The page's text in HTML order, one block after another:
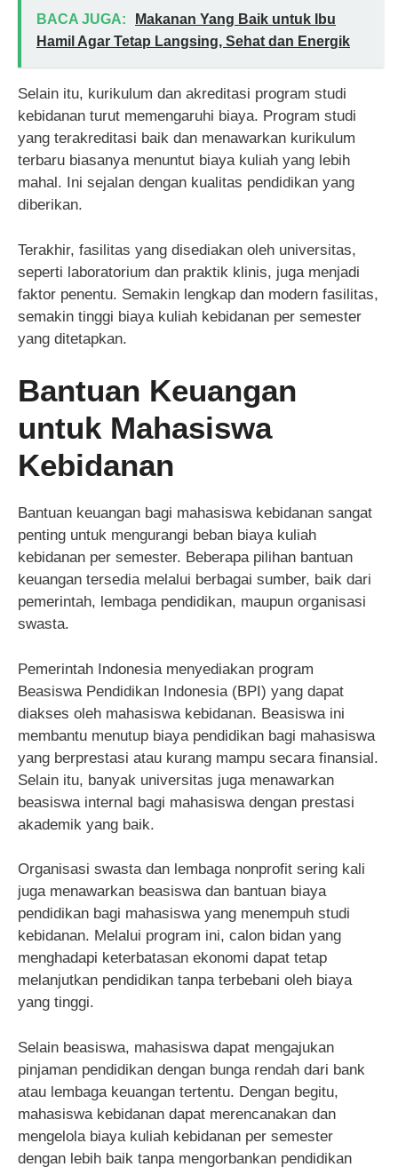
BACA JUGA:
Makanan Yang Baik untuk Ibu
Hamil Agar Tetap Langsing, Sehat dan Energik
Selain itu, kurikulum dan akreditasi program studi
kebidanan turut memengaruhi biaya. Program studi
yang terakreditasi baik dan menawarkan kurikulum
terbaru biasanya menuntut biaya kuliah yang lebih
mahal. Ini sejalan dengan kualitas pendidikan yang
diberikan.
Terakhir, fasilitas yang disediakan oleh universitas,
seperti laboratorium dan praktik klinis, juga menjadi
faktor penentu. Semakin lengkap dan modern fasilitas,
semakin tinggi biaya kuliah kebidanan per semester
yang ditetapkan.
Bantuan Keuangan
untuk Mahasiswa
Kebidanan
Bantuan keuangan bagi mahasiswa kebidanan sangat
penting untuk mengurangi beban biaya kuliah
kebidanan per semester. Beberapa pilihan bantuan
keuangan tersedia melalui berbagai sumber, baik dari
pemerintah, lembaga pendidikan, maupun organisasi
swasta.
Pemerintah Indonesia menyediakan program
Beasiswa Pendidikan Indonesia (BPI) yang dapat
diakses oleh mahasiswa kebidanan. Beasiswa ini
membantu menutup biaya pendidikan bagi mahasiswa
yang berprestasi atau kurang mampu secara finansial.
Selain itu, banyak universitas juga menawarkan
beasiswa internal bagi mahasiswa dengan prestasi
akademik yang baik.
Organisasi swasta dan lembaga nonprofit sering kali
juga menawarkan beasiswa dan bantuan biaya
pendidikan bagi mahasiswa yang menempuh studi
kebidanan. Melalui program ini, calon bidan yang
menghadapi keterbatasan ekonomi dapat tetap
melanjutkan pendidikan tanpa terbebani oleh biaya
yang tinggi.
Selain beasiswa, mahasiswa dapat mengajukan
pinjaman pendidikan dengan bunga rendah dari bank
atau lembaga keuangan tertentu. Dengan begitu,
mahasiswa kebidanan dapat merencanakan dan
mengelola biaya kuliah kebidanan per semester
dengan lebih baik tanpa mengorbankan pendidikan